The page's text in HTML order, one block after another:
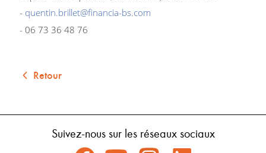
- quentin.brillet@financia-bs.com
- 06 73 36 48 76
Retour
Suivez-nous sur les réseaux sociaux